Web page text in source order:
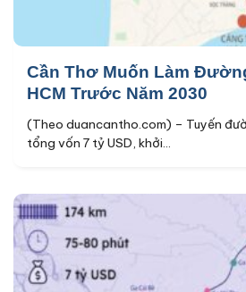
Cần Thơ Muốn Làm
HCM Trước Năm 2030
(Theo duancantho.com) – Tuyến
tổng vốn 7 tỷ USD, khởi...